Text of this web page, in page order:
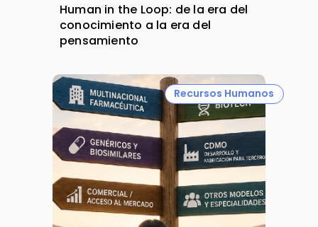
Human in the Loop: de la era del
conocimiento a la era del
pensamiento
Recursos Humanos